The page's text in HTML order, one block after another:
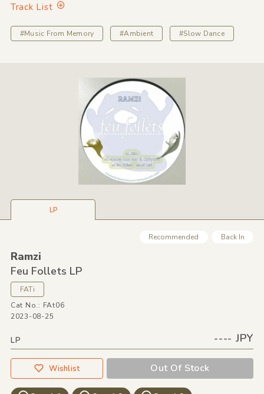
Track List
#Music From Memory #Ambient #Slow Dance
LP
Recommended Back In
Ramzi
Feu Follets LP
FATi
Cat No.: FAt06
2023-08-25
LP ---- JPY
Wishlist Out Of Stock